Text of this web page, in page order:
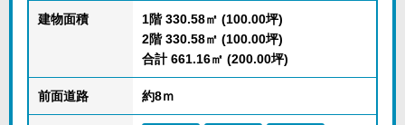
建物面積
1階 330.58㎡ (100.00坪)
2階 330.58㎡ (100.00坪)
合計 661.16㎡ (200.00坪)
前面道路 約8ｍ